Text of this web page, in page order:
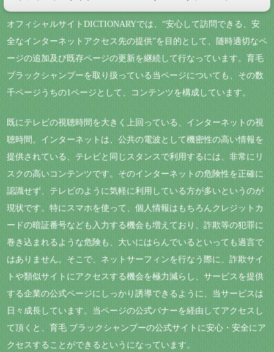
オフィシャルサイトDICTIONARYでは、“安心して訪問できる、安
全なインターネットアクセス先の提供”を目的として、随時適切なペ
ージの追加及び既存ページの更新を継続して行なっています。育毛
ブラックシャンプーを取り扱っている当ページについても、その数
千ページうちの1ページとして、コンテンツを構成しています。
既にテレビの視聴時間を大きく上回っている、インターネットの視
聴時間。インターネットは、公共の電波として機密性の高い情報を
提供されている、テレビと同じスタンスで利用するには、非常にリ
スクの高いコンテンツです。そのインターネットの危険性を正確に
認識せず、テレビのように気軽に利用している方が多いというのが
現状です。特にスマホを使って、個人情報はもちろんクレジットカ
ードの暗証番号なども入力する機会も増えており、詐欺等の犯罪に
巻き込まれるような危険も、大いにはらんでいるといっても過言で
はありません。そこで、ネットサーフィンを行なう際に、詐欺サイ
トや類似サイトにアクセスする機会を極力減らし、サービスを提供
する企業の公式ページにしっかり誘導できるように、当サービスは
日々成長しています。当ページの公式バナーを経由してアクセスし
て頂くと、育毛 ブラックシャンプーの公式サイトに安心・安全にア
クセスすることができるというになっています。